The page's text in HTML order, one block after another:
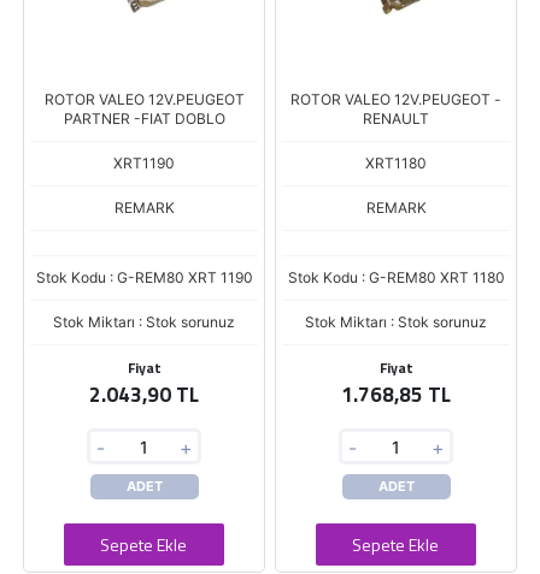
ROTOR VALEO 12V.PEUGEOT
PARTNER -FIAT DOBLO
XRT1190
REMARK
Stok Kodu : G-REM80 XRT 1190
Stok Miktarı : Stok sorunuz
Fiyat
2.043,90 TL
- +
ADET
Sepete Ekle
ROTOR VALEO 12V.PEUGEOT -
RENAULT
XRT1180
REMARK
Stok Kodu : G-REM80 XRT 1180
Stok Miktarı : Stok sorunuz
Fiyat
1.768,85 TL
- +
ADET
Sepete Ekle